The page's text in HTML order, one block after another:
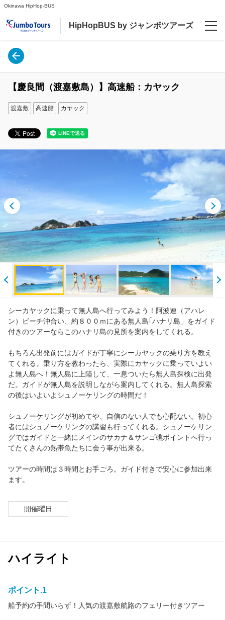
Okinawa HipHop-BUS
HipHopBUS by ジャンボツアーズ
言語
English
【慶良間（渡嘉敷島）】高速船：カヤック
渡嘉敷 高速船 カヤック
シーカヤックに乗って無人島へ行ってみよう！阿波連（アハレ
ン）ビーチ沖合い、約８００ｍにある無人島｢ハナリ島」をガイド
付きのツアーならこのハナリ島の見所を案内をしてくれる。
もちろん出発前にはガイドが丁寧にシーカヤックの乗り方を教え
てくれる。乗り方を教わったら、実際にカヤックに乗っていよい
よ無人島へ！無人島に上陸して、一息ついたら無人島探検に出発
だ。ガイドが無人島を説明しながら案内してくれる。無人島探索
の後はいよいよシュノーケリングの時間だ！
シュノーケリングが初めてや、自信のない人でも心配ない。初心
者にはシュノーケリングの講習も行ってくれる。シュノーケリン
グではガイドと一緒にメインのサカナ＆サンゴ礁ポイントへ行っ
てたくさんの熱帯魚たちに会う事が出来る。
ツアーの時間は３時間とお手ごろ。ガイド付きで安心に参加出来
ます。
開催曜日
ハイライト
ポイント.1
船予約の手間いらず！人気の渡嘉敷航路のフェリー付きツアー